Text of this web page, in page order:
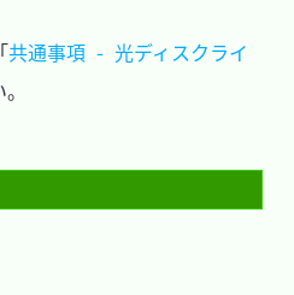
共通事項 - 光ディスクライ